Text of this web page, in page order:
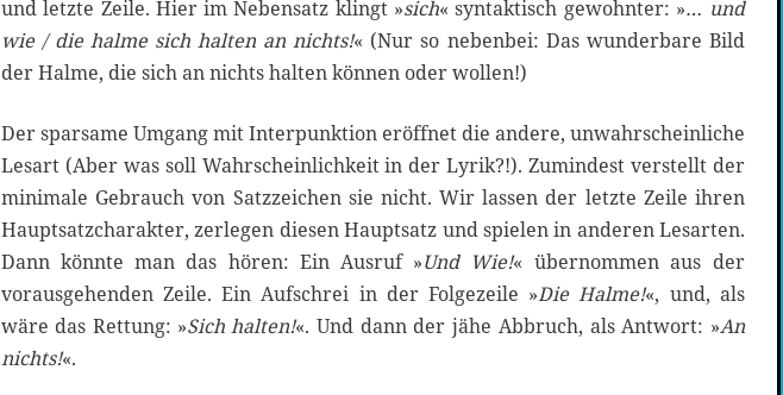
und letzte Zeile. Hier im Nebensatz klingt »sich« syntaktisch gewohnter: »… und
wie / die halme sich halten an nichts!« (Nur so nebenbei: Das wunderbare Bild
der Halme, die sich an nichts halten können oder wollen!)
Der sparsame Umgang mit Interpunktion eröffnet die andere, unwahrscheinliche
Lesart (Aber was soll Wahrscheinlichkeit in der Lyrik?!). Zumindest verstellt der
minimale Gebrauch von Satzzeichen sie nicht. Wir lassen der letzte Zeile ihren
Hauptsatzcharakter, zerlegen diesen Hauptsatz und spielen in anderen Lesarten.
Dann könnte man das hören: Ein Ausruf »Und Wie!« übernommen aus der
vorausgehenden Zeile. Ein Aufschrei in der Folgezeile »Die Halme!«, und, als
wäre das Rettung: »Sich halten!«. Und dann der jähe Abbruch, als Antwort: »An
nichts!«.